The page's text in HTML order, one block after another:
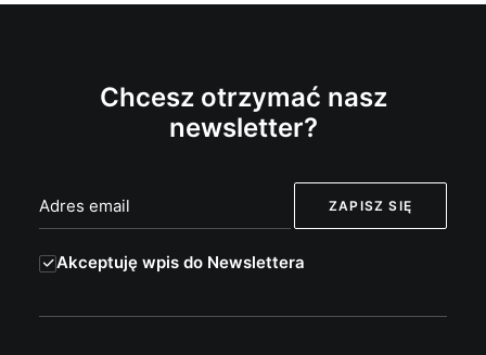
Chcesz otrzymać nasz
newsletter?
Akceptuję wpis do Newslettera